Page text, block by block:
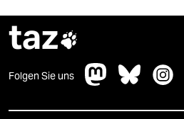
taz
Folgen Sie uns